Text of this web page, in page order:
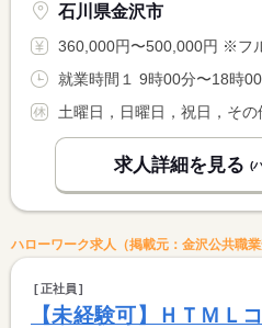
石川県金沢市
360,000円〜500,000円 ※フルタイム求人の場合は月額（換算
就業時間１ 9時00分〜18時
土曜日，日曜日，祝日，その
求人詳細を見る (
ハローワーク求人（掲載元：金沢公共職業
正社員
【未経験可】ＨＴＭＬ